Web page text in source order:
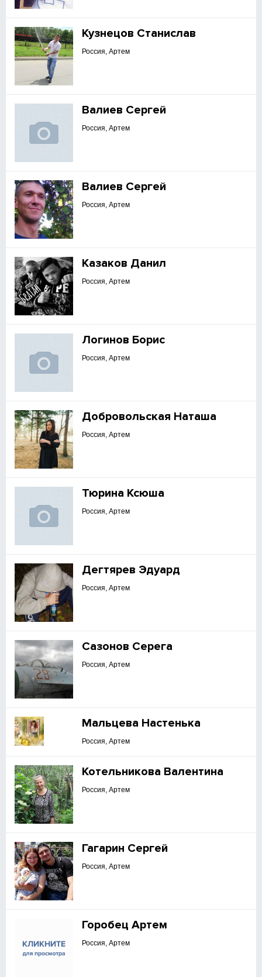
Кузнецов Станислав
Россия, Артем
Валиев Сергей
Россия, Артем
Валиев Сергей
Россия, Артем
Казаков Данил
Россия, Артем
Логинов Борис
Россия, Артем
Добровольская Наташа
Россия, Артем
Тюрина Ксюша
Россия, Артем
Дегтярев Эдуард
Россия, Артем
Сазонов Серега
Россия, Артем
Мальцева Настенька
Россия, Артем
Котельникова Валентина
Россия, Артем
Гагарин Сергей
Россия, Артем
Горобец Артем
Россия, Артем